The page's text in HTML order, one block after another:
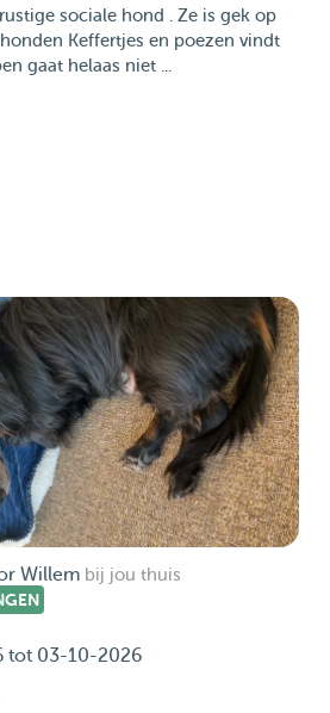
sociale hond . Ze is gek op
Keffertjes en poezen vindt
gaat helaas niet ...
Willem bij jou thuis
tot 03-10-2026